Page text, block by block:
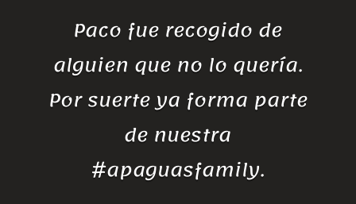
Paco fue recogido de
alguien que no lo quería.
Por suerte ya forma parte
de nuestra
#apaguasfamily.